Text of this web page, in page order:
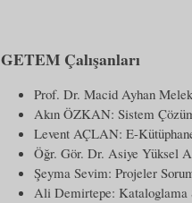
GETEM Çalışanları
Prof. Dr. Macid Ayhan
Akın ÖZKAN: Sistem
Levent AÇLAN: E-
Öğr. Gör. Dr. Asiye Yüksel
Şeyma Sevim: Projeler
Ali Demirtepe: Kataloglama